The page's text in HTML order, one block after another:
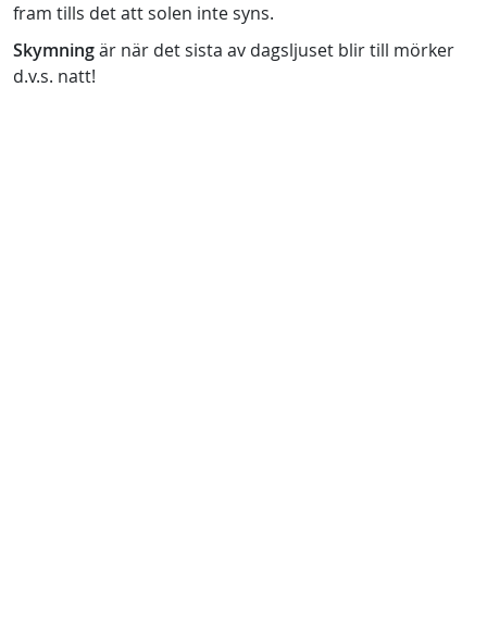
fram tills det att solen inte syns.
Skymningär när det sista av dagsljuset blir till mörker
d.v.s. natt!